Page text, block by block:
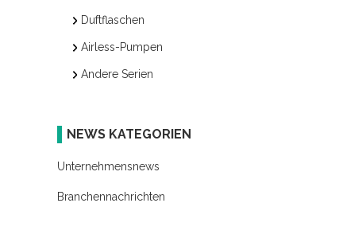
Duftflaschen
Airless-Pumpen
Andere Serien
NEWS KATEGORIEN
Unternehmensnews
Branchennachrichten